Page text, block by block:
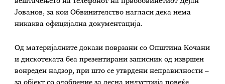
Јованов, за кои Обвинителство нагласи дека нема
никаква официјална документација.
Од материјалните докази поврзани со Општина Кочани
и дискотеката беа презентирани записник од извршен
вонреден надзор, при што се утврдени неправилности –
за објект со одобрение за лесна индустрија повеќе